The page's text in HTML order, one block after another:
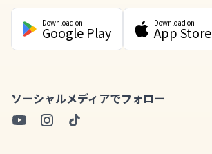
Download on
Google Play
Download on
App Store
ソーシャルメディアでフォロー